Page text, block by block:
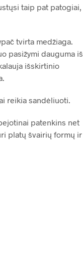
taip pat patogiai,
tvirta medžiaga.
pasižymi dauguma iš
išskirtinio
reikia sandėliuoti.
patenkins net
platų švairių formų ir